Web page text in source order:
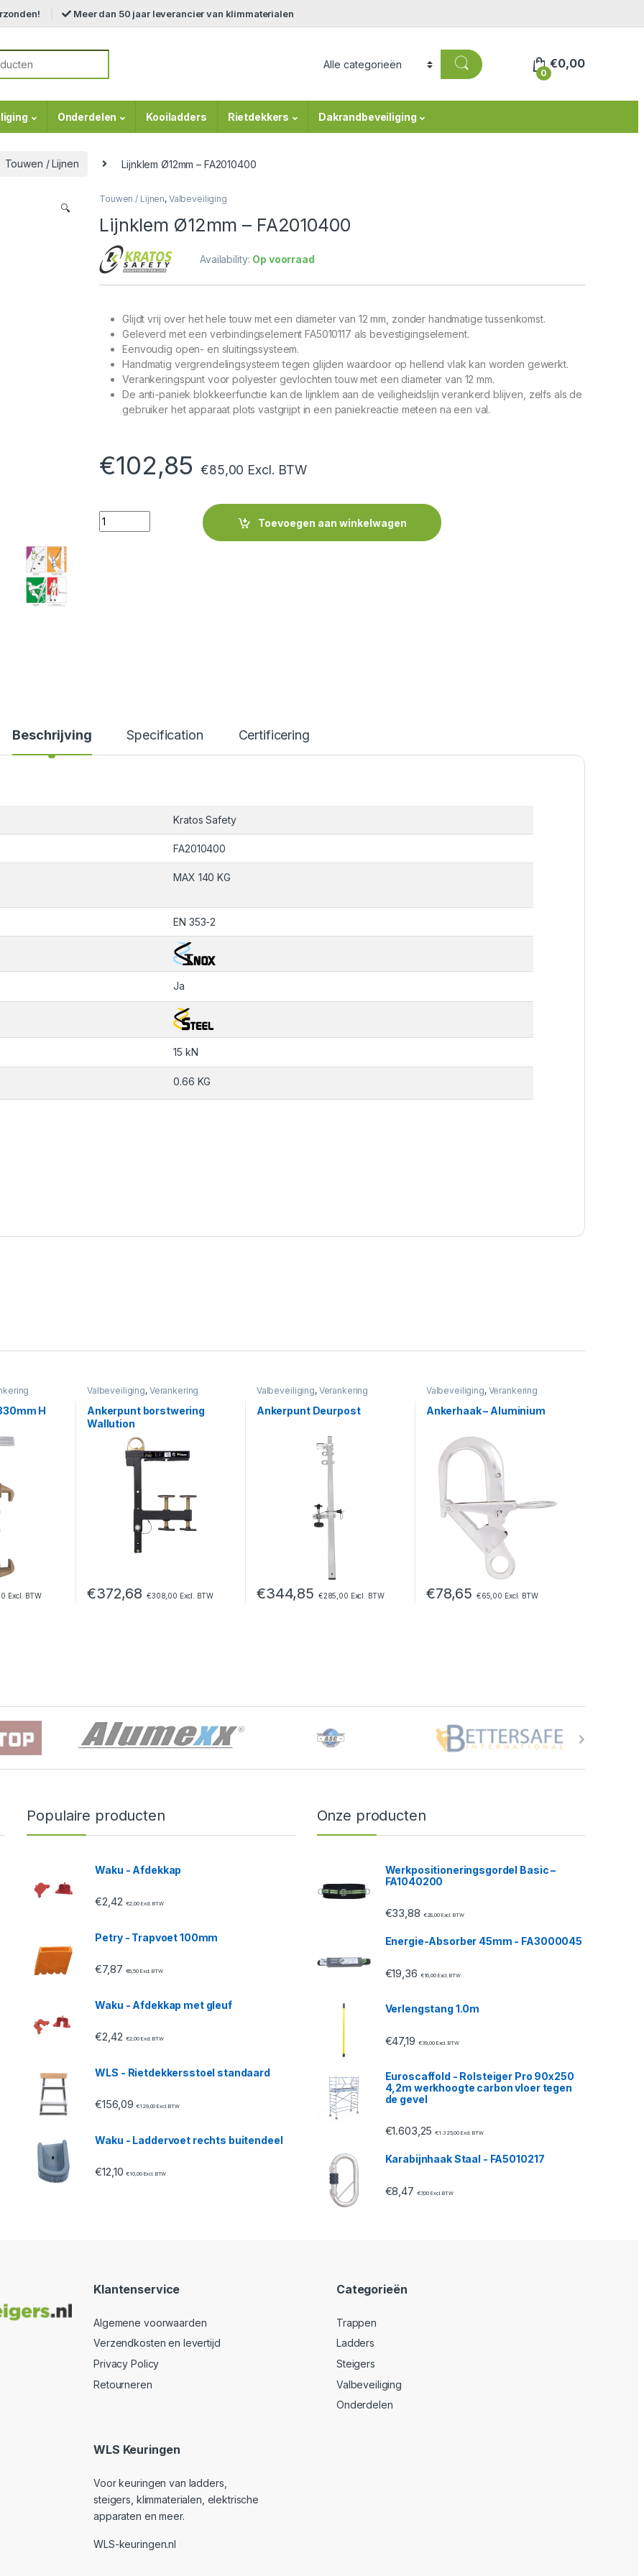
Meer dan 50 jaar leverancier van klimmaterialen
0
€0,00
Onderdelen Kooiladders Rietdekkers Dakrandbeveiliging
Touwen / Lijnen Lijnklem Ø12mm – FA2010400
🔍
Touwen / Lijnen, Valbeveiliging
Lijnklem Ø12mm – FA2010400
Availability: Op voorraad
Glijdt vrij over het hele touw met een diameter van 12 mm, zonder handmatige tussenkomst.
Geleverd met een verbindingselement FA5010117 als bevestigingselement.
Eenvoudig open- en sluitingssysteem.
Handmatig vergrendelingsysteem tegen glijden waardoor op hellend vlak kan worden gewerkt.
Verankeringspunt voor polyester gevlochten touw met een diameter van 12 mm.
De anti-paniek blokkeerfunctie kan de lijnklem aan de veiligheidslijn verankerd blijven, zelfs als de
gebruiker het apparaat plots vastgrijpt in een paniekreactie meteen na een val.
€102,85 €85,00 Excl. BTW
Quantity
Toevoegen aan winkelwagen
Beschrijving Specification Certificering
Kratos Safety
FA2010400
MAX 140 KG
EN 353-2
Ja
15 kN
0.66 KG
H
Excl. BTW
Valbeveiliging, Verankering
Ankerpunt borstwering
Wallution
€372,68 €308,00 Excl. BTW
Valbeveiliging, Verankering
Ankerpunt Deurpost
€344,85 €285,00 Excl. BTW
Valbeveiliging, Verankering
Ankerhaak – Aluminium
€78,65 €65,00 Excl. BTW
Populaire producten
Waku - Afdekkap
€2,42 €2,00Excl. BTW
Petry - Trapvoet 100mm
€7,87 €6,50Excl. BTW
Waku - Afdekkap met gleuf
€2,42 €2,00Excl. BTW
WLS - Rietdekkersstoel standaard
€156,09 €129,00 Excl. BTW
Waku - Laddervoet rechts buitendeel
€12,10 €10,00Excl. BTW
Onze producten
Werkpositioneringsgordel Basic –
FA1040200
€33,88 €28,00Excl. BTW
Energie-Absorber 45mm - FA3000045
€19,36 €16,00Excl. BTW
Verlengstang 1.0m
€47,19 €39,00Excl. BTW
Euroscaffold - Rolsteiger Pro 90x250
4,2m werkhoogte carbon vloer tegen
de gevel
€1.603,25 €1.325,00Excl. BTW
Karabijnhaak Staal - FA5010217
€8,47 €7,00 Excl. BTW
Klantenservice
Algemene voorwaarden
Verzendkosten en levertijd
Privacy Policy
Retourneren
Categorieën
Trappen
Ladders
Steigers
Valbeveiliging
Onderdelen
WLS Keuringen
Voor keuringen van ladders,
steigers, klimmaterialen, elektrische
apparaten en meer.
WLS-keuringen.nl